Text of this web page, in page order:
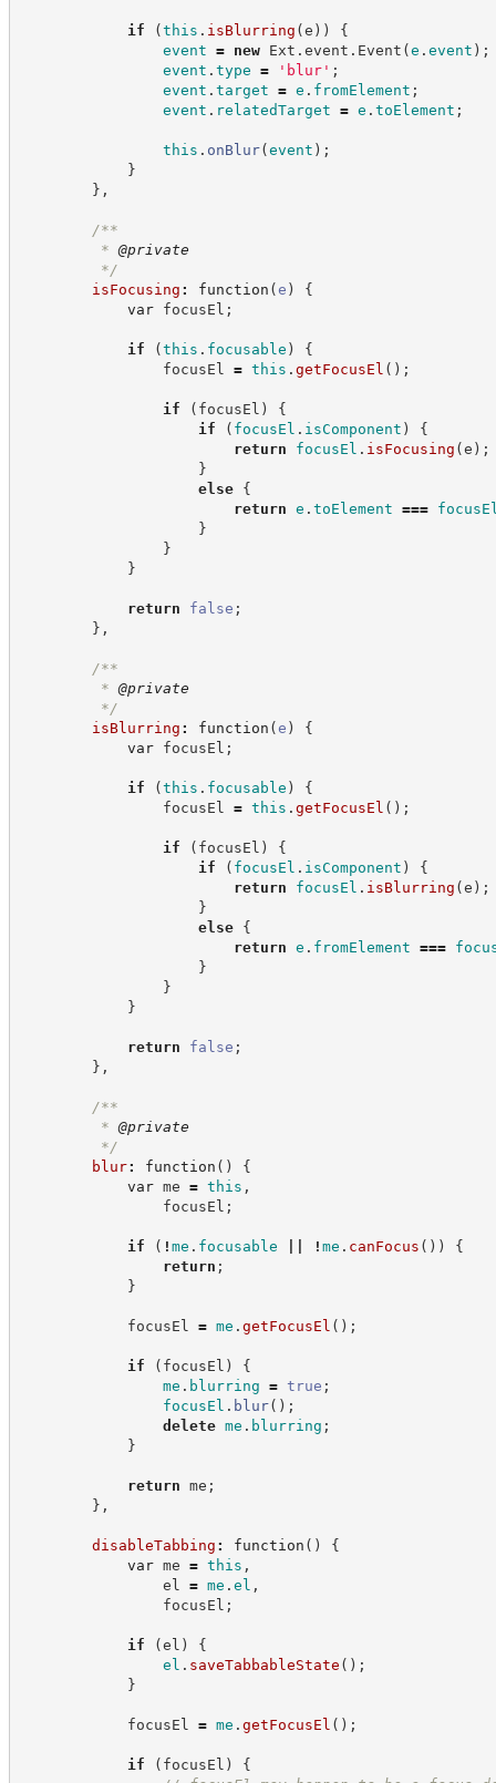
if (this . isBlurring (e ) )
{
event = new Ext . event . Event (e . event ) ;
event . type = ' blur' ;
event . target = e . fromElement ;
event . relatedTarget = e . toElement ;
this . onBlur(event ) ;
}
} ,
/**
* @private
*/
isFocusing : function (e )
{
var focusEl ;
if (this . focusable )
{
focusEl = this . getFocusEl ( ) ;
if ( focusEl )
{
if
( focusEl . isComponent )
{
return
focusEl . isFocusing (e ) ;
}
else
{
return e . toElement ===
}
}
}
return false ;
} ,
/**
* @private
*/
isBlurring : function (e )
{
var focusEl ;
if (this . focusable )
{
focusEl = this . getFocusEl ( ) ;
if ( focusEl )
{
if
( focusEl . isComponent )
{
return
focusEl . isBlurring (e ) ;
}
else
{
return e . fromElement ===
}
}
}
return false ;
} ,
/**
* @private
*/
blur: function ( )
{
var me = this ,
focusEl ;
if ( ! me . focusable ! me . canFocus ( ) )
{
return ;
}
focusEl = me . getFocusEl ( ) ;
if ( focusEl )
{
me . blurring = true ;
focusEl . blur( ) ;
delete me . blurring ;
}
return me ;
} ,
disableTabbing : function ( )
{
var me = this ,
el = me . el ,
focusEl ;
if (el )
{
el . saveTabbableState ( ) ;
}
focusEl = me . getFocusEl ( ) ;
if ( focusEl )
{